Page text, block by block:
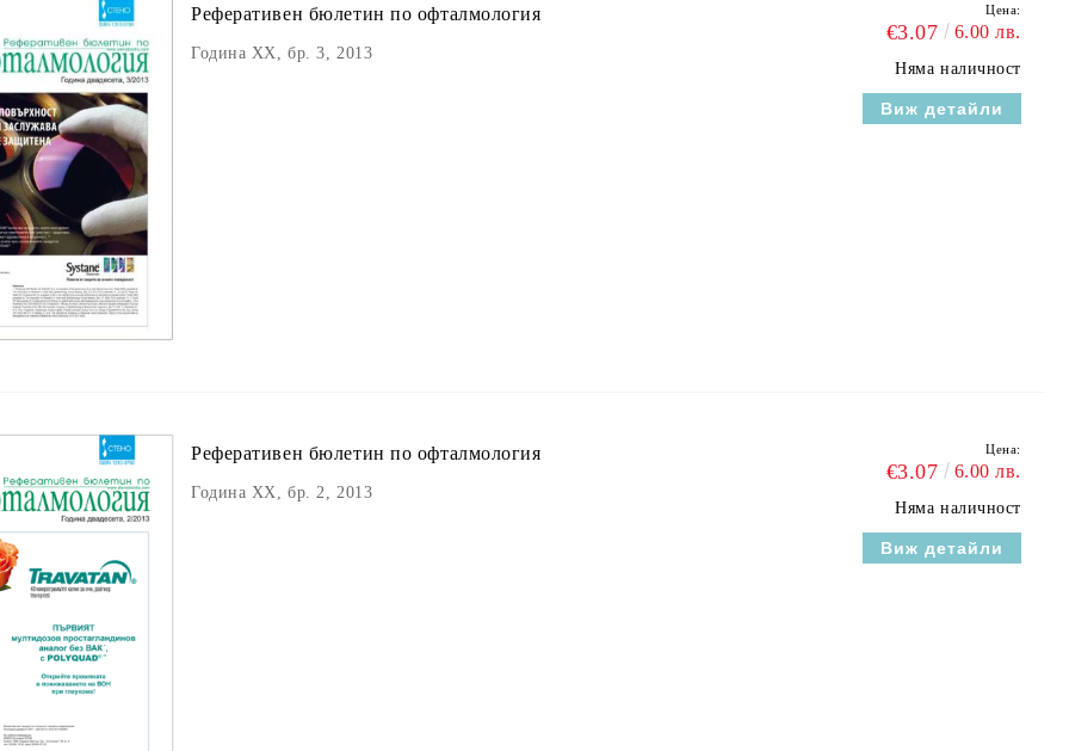
Реферативен бюлетин пo офталмология
Година XX, бр. 3, 2013
Цена:
€3.07 6.00 лв.
Няма наличност
Виж детайли
Реферативен бюлетин пo офталмология
Година XX, бр. 2, 2013
Цена:
€3.07 6.00 лв.
Няма наличност
Виж детайли